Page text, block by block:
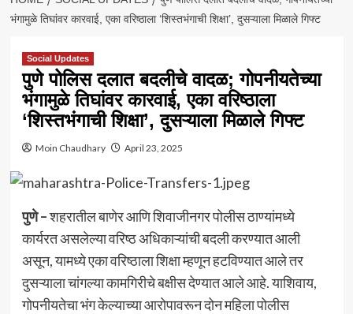
भंगामुळे तिघांवर कारवाई, एका वरिष्ठाला ‘शिस्तभंगाची शिक्षा’, दुसऱ्याला मिळाले गिफ्ट
Social Updates
पुणे पोलिस दलात बदलीचे वादळ; गोपनीयतेच्या
भंगामुळे तिघांवर कारवाई, एका वरिष्ठाला
‘शिस्तभंगाची शिक्षा’, दुसऱ्याला मिळाले गिफ्ट
Moin Chaudhary April 23, 2025
पुणे –शहरातील बाणेर आणि शिवाजीनगर पोलीस ठाण्यांमध्ये
कार्यरत असलेल्या वरिष्ठ अधिकाऱ्यांची बदली करण्यात आली
असून, यामध्ये एका वरिष्ठाला शिक्षा म्हणून हटविण्यात आले तर
दुसऱ्याला चांगल्या कामगिरीचे बक्षीस देण्यात आले आहे. याशिवाय,
गोपनीयतेचा भंग केल्याच्या आरोपावरून दोन महिला पोलीस